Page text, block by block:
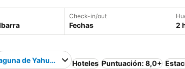
Check-in/out
Fechas 2
de YahuarcochaHoteles Puntuación: 8,0+